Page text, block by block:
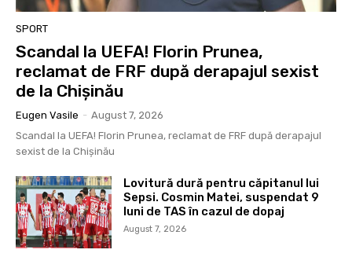
SPORT
Scandal la UEFA! Florin Prunea,
reclamat de FRF după derapajul sexist
de la Chișinău
Eugen Vasile - August 7, 2026
Scandal la UEFA! Florin Prunea, reclamat de FRF după derapajul
sexist de la Chișinău
Lovitură dură pentru căpitanul lui
Sepsi. Cosmin Matei, suspendat 9
luni de TAS în cazul de dopaj
August 7, 2026